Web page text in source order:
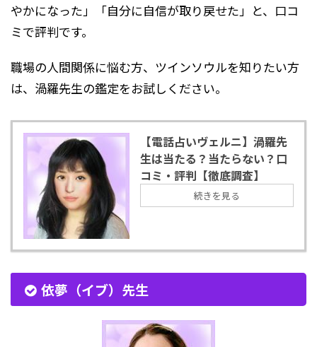
やかになった」「自分に自信が取り戻せた」と、口コ
ミで評判です。
職場の人間関係に悩む方、ツインソウルを知りたい方
は、渦羅先生の鑑定をお試しください。
【電話占いヴェルニ】渦羅先
生は当たる？当たらない？口
コミ・評判【徹底調査】
続きを見る
依夢（イブ）先生